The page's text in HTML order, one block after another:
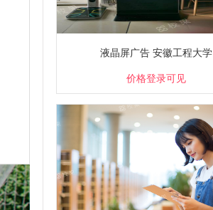
液晶屏广告 安徽工程大学
价格登录可见